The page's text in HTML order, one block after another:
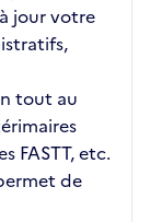
jour votre
tout au
FASTT, etc.
de